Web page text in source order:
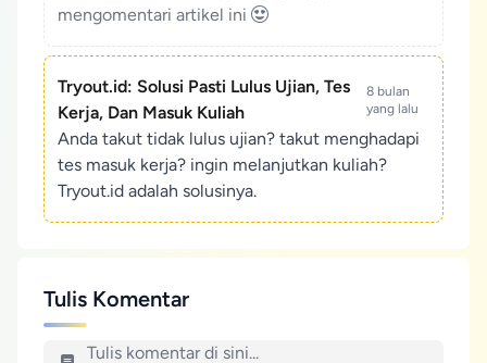
mengomentari artikel ini
Tryout.id: Solusi Pasti Lulus Ujian, Tes
Kerja, Dan Masuk Kuliah
8 bulan
yang lalu
Anda takut tidak lulus ujian? takut menghadapi
tes masuk kerja? ingin melanjutkan kuliah?
Tryout.id adalah solusinya.
Tulis Komentar